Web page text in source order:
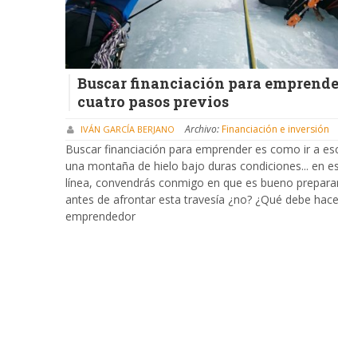
Buscar financiación para
cuatro pasos previos
IVÁN GARCÍA BERJANO Archivo:Financiación e inversión
Buscar financiación para emprender es como ir a
una montaña de hielo bajo duras condiciones... en
línea, convendrás conmigo en que es bueno
antes de afrontar esta travesía ¿no? ¿Qué debe
emprendedor